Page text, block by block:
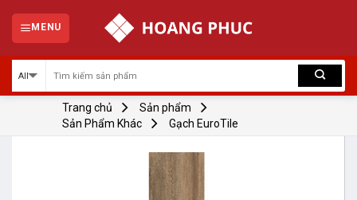
content
MENU
Trang chủ
Sản phẩm
Sản Phẩm Khác
Gạch EuroTile